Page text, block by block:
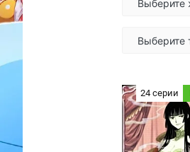
Выберите
Выберите
24 серии